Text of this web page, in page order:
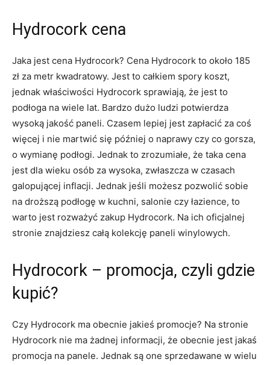
Hydrocork cena
Jaka jest cena Hydrocork? Cena Hydrocork to około 185
zł za metr kwadratowy. Jest to całkiem spory koszt,
jednak właściwości Hydrocork sprawiają, że jest to
podłoga na wiele lat. Bardzo dużo ludzi potwierdza
wysoką jakość paneli. Czasem lepiej jest zapłacić za coś
więcej i nie martwić się później o naprawy czy co gorsza,
o wymianę podłogi. Jednak to zrozumiałe, że taka cena
jest dla wieku osób za wysoka, zwłaszcza w czasach
galopującej inflacji. Jednak jeśli możesz pozwolić sobie
na droższą podłogę w kuchni, salonie czy łazience, to
warto jest rozważyć zakup Hydrocork. Na ich oficjalnej
stronie znajdziesz całą kolekcję paneli winylowych.
Hydrocork – promocja, czyli gdzie
kupić?
Czy Hydrocork ma obecnie jakieś promocje? Na stronie
Hydrocork nie ma żadnej informacji, że obecnie jest jakaś
promocja na panele. Jednak są one sprzedawane w wielu